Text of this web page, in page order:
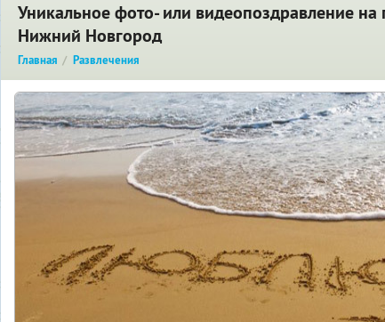
Уникальное фото- или видеопоздравление
Нижний Новгород
Главная Развлечения